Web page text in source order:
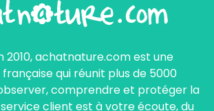
2010, achatnature.com est une
qui réunit plus de 5000
comprendre et protéger la
client est à votre écoute, du